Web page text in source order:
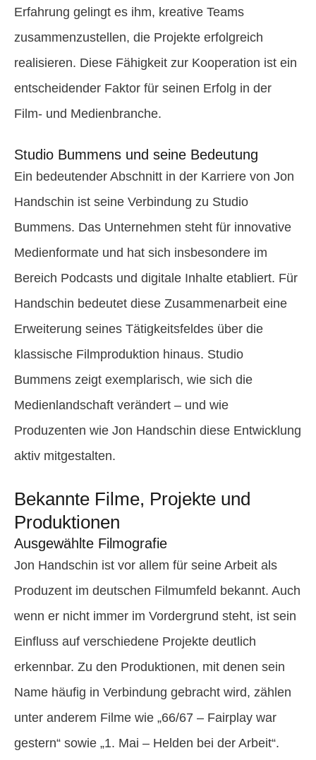
Erfahrung gelingt es ihm, kreative Teams
zusammenzustellen, die Projekte erfolgreich
realisieren. Diese Fähigkeit zur Kooperation ist ein
entscheidender Faktor für seinen Erfolg in der
Film- und Medienbranche.
Studio Bummens und seine Bedeutung
Ein bedeutender Abschnitt in der Karriere von Jon
Handschin ist seine Verbindung zu Studio
Bummens. Das Unternehmen steht für innovative
Medienformate und hat sich insbesondere im
Bereich Podcasts und digitale Inhalte etabliert. Für
Handschin bedeutet diese Zusammenarbeit eine
Erweiterung seines Tätigkeitsfeldes über die
klassische Filmproduktion hinaus. Studio
Bummens zeigt exemplarisch, wie sich die
Medienlandschaft verändert – und wie
Produzenten wie Jon Handschin diese Entwicklung
aktiv mitgestalten.
Bekannte Filme, Projekte und
Produktionen
Ausgewählte Filmografie
Jon Handschin ist vor allem für seine Arbeit als
Produzent im deutschen Filmumfeld bekannt. Auch
wenn er nicht immer im Vordergrund steht, ist sein
Einfluss auf verschiedene Projekte deutlich
erkennbar. Zu den Produktionen, mit denen sein
Name häufig in Verbindung gebracht wird, zählen
unter anderem Filme wie „66/67 – Fairplay war
gestern“ sowie „1. Mai – Helden bei der Arbeit“.